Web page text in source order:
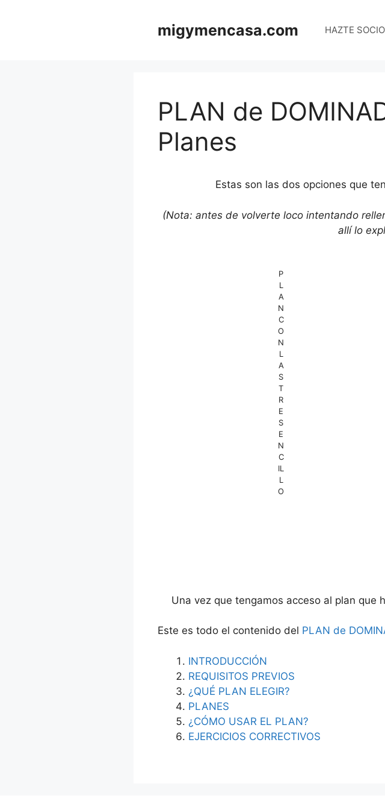
migymencasa.com HAZTE SOCIO
PLAN de
Planes
Estas son las dos opciones que
(Nota: antes de volverte loco intentando
allí lo
P
L
A
N
C
O
N
L
A
S
T
R
E
S
E
N
C
IL
L
O
Una vez que tengamos acceso al plan que
Este es todo el contenido del PLAN de
INTRODUCCIÓN
REQUISITOS PREVIOS
¿QUÉ PLAN ELEGIR?
PLANES
¿CÓMO USAR EL PLAN?
EJERCICIOS CORRECTIVOS